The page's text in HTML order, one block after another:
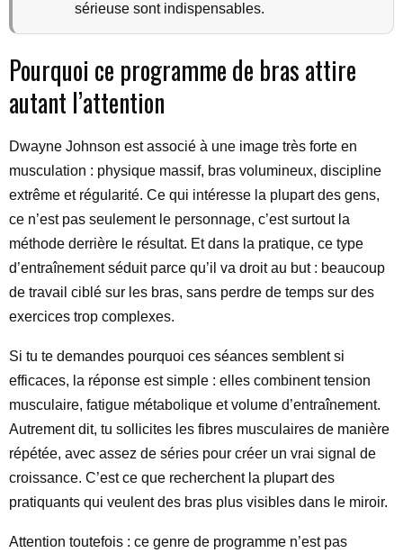
sérieuse sont indispensables.
Pourquoi ce programme de bras attire
autant l’attention
Dwayne Johnson est associé à une image très forte en
musculation : physique massif, bras volumineux, discipline
extrême et régularité. Ce qui intéresse la plupart des gens,
ce n’est pas seulement le personnage, c’est surtout la
méthode derrière le résultat. Et dans la pratique, ce type
d’entraînement séduit parce qu’il va droit au but : beaucoup
de travail ciblé sur les bras, sans perdre de temps sur des
exercices trop complexes.
Si tu te demandes pourquoi ces séances semblent si
efficaces, la réponse est simple : elles combinent tension
musculaire, fatigue métabolique et volume d’entraînement.
Autrement dit, tu sollicites les fibres musculaires de manière
répétée, avec assez de séries pour créer un vrai signal de
croissance. C’est ce que recherchent la plupart des
pratiquants qui veulent des bras plus visibles dans le miroir.
Attention toutefois : ce genre de programme n’est pas